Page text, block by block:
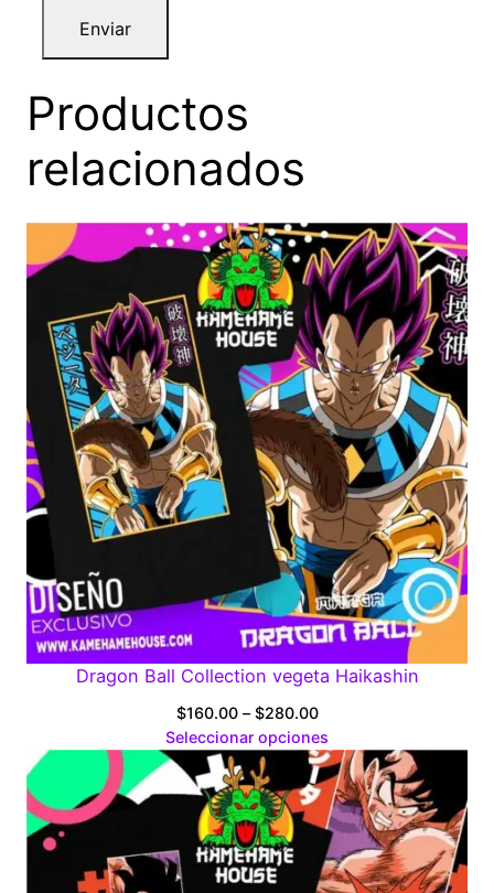
Productos
relacionados
Dragon Ball Collection vegeta Haikashin
$160.00 – $280.00Price
range:
$160.00
through
$280.00
Seleccionar opciones